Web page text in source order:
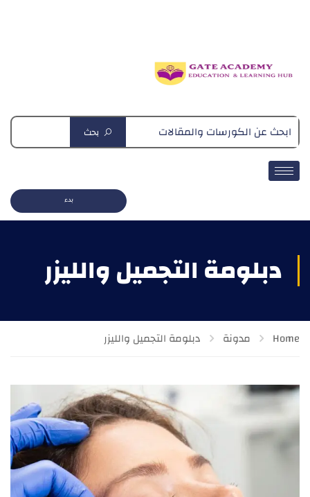
بحث
بدء
دبلومة التجميل والليزر
Home مدونة دبلومة التجميل والليزر